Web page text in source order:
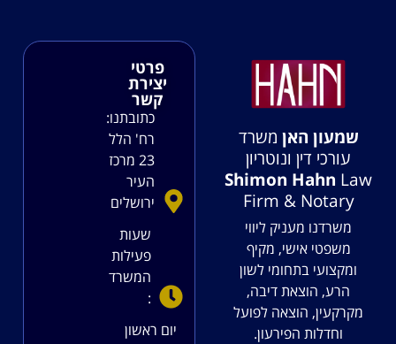
שמעון האן משרד
עורכי דין ונוטריון
Shimon Hahn Law
Firm & Notary
משרדנו מעניק ליווי
משפטי אישי, מקיף
ומקצועי בתחומי לשון
הרע, הוצאת דיבה,
מקרקעין, הוצאה לפועל
וחדלות הפירעון.
פרטי
יצירת
קשר
כתובתנו:
רח' הלל
23 מרכז
העיר
ירושלים
שעות
פעילות
המשרד
:
יום ראשון